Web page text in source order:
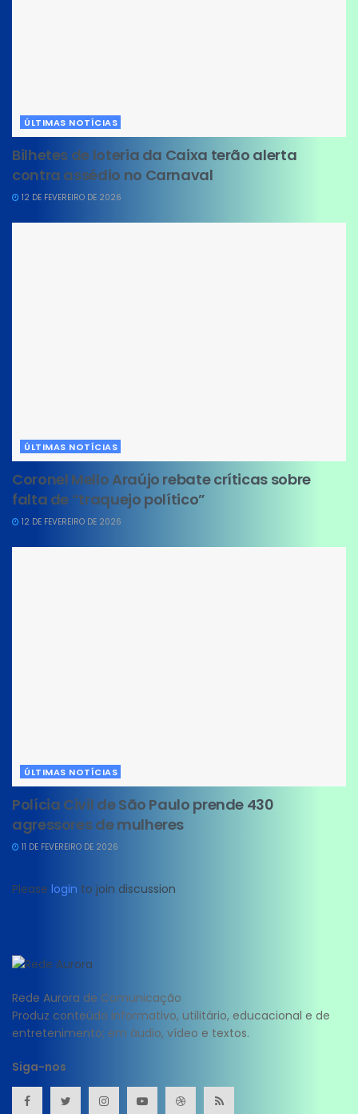
ÚLTIMAS NOTÍCIAS
Bilhetes de loteria da Caixa terão alerta
contra assédio no Carnaval
12 DE FEVEREIRO DE 2026
ÚLTIMAS NOTÍCIAS
Coronel Mello Araújo rebate críticas sobre
falta de “traquejo político”
12 DE FEVEREIRO DE 2026
ÚLTIMAS NOTÍCIAS
Polícia Civil de São Paulo prende 430
agressores de mulheres
11 DE FEVEREIRO DE 2026
Please login to join discussion
Rede Aurora de Comunicação
Produz conteúdo informativo, utilitário, educacional e de
entretenimento; em áudio, vídeo e textos.
Siga-nos